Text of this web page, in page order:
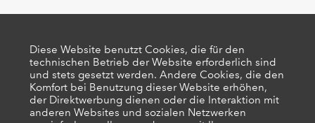
Diese Website benutzt Cookies, die für den
technischen Betrieb der Website erforderlich sind
und stets gesetzt werden. Andere Cookies, die den
Komfort bei Benutzung dieser Website erhöhen,
der Direktwerbung dienen oder die Interaktion mit
anderen Websites und sozialen Netzwerken